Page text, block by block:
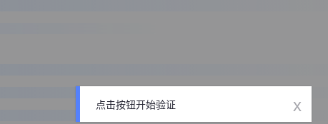
点击按钮开始验证 x